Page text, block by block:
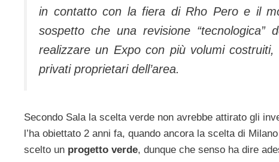
in contatto con la fiera di Rho Pero e il
sospetto che una revisione “tecnologica”
realizzare un Expo con più volumi
privati proprietari dell’area.
Secondo Sala la scelta verde non avrebbe attirato gli
l’ha obiettato 2 anni fa, quando ancora la scelta di
scelto un progetto verde, dunque che senso ha dire